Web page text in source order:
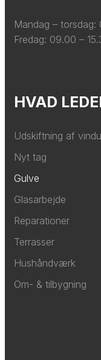
Mandag – torsdag:
Fredag: ​09.00 –
HVAD
Udskiftning af
Nyt tag
Gulve
Glasarbejde
Reparationer
Terrasser
Hushåndværk
Om- & tilbygning